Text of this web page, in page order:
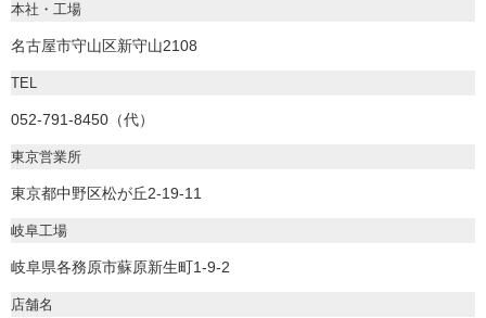
本社・工場
名古屋市守山区新守山2108
TEL
052-791-8450（代）
東京営業所
東京都中野区松が丘2-19-11
岐阜工場
岐阜県各務原市蘇原新生町1-9-2
店舗名